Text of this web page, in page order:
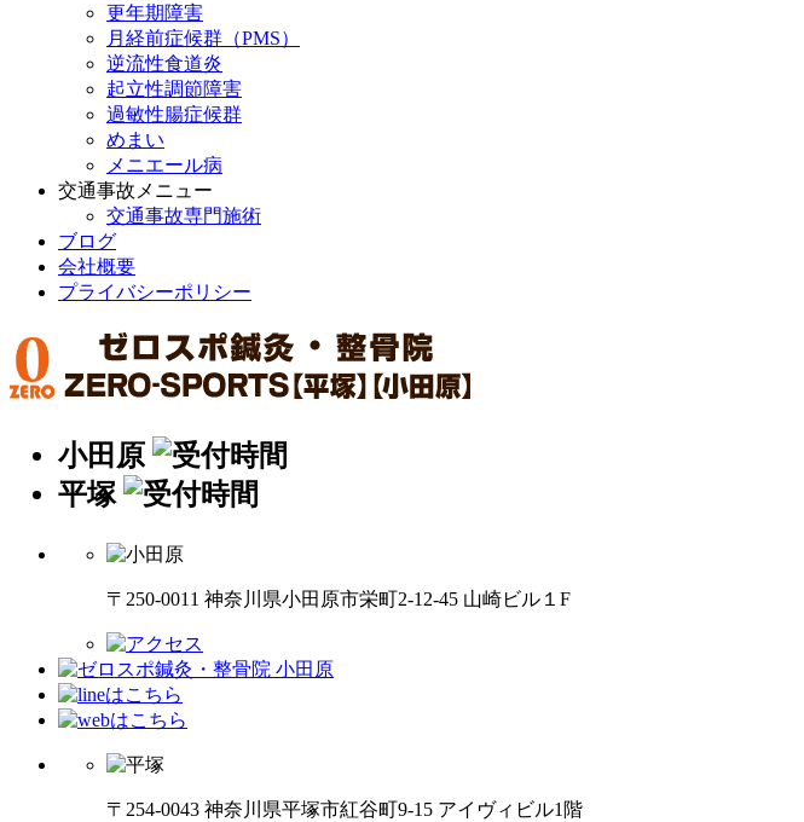
更年期障害
月経前症候群（PMS）
逆流性食道炎
起立性調節障害
過敏性腸症候群
めまい
メニエール病
交通事故メニュー
交通事故専門施術
ブログ
会社概要
プライバシーポリシー
小田原
平塚
〒250-0011 神奈川県小田原市栄町2-12-45 山崎ビル１F
〒254-0043 神奈川県平塚市紅谷町9-15 アイヴィビル1階